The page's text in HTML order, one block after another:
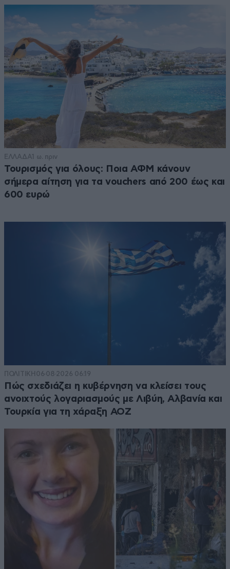
ΕΛΛΑΔΑ1 ω. πριν
Τουρισμός για όλους: Ποια ΑΦΜ κάνουν
σήμερα αίτηση για τα vouchers από 200 έως και
600 ευρώ
ΠΟΛΙΤΙΚΗ 06·08·2026 06:19
Πώς σχεδιάζει η κυβέρνηση να κλείσει τους
ανοιχτούς λογαριασμούς με Λιβύη, Αλβανία και
Τουρκία για τη χάραξη ΑΟΖ